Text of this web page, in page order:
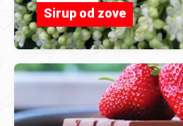
Sirup od zove